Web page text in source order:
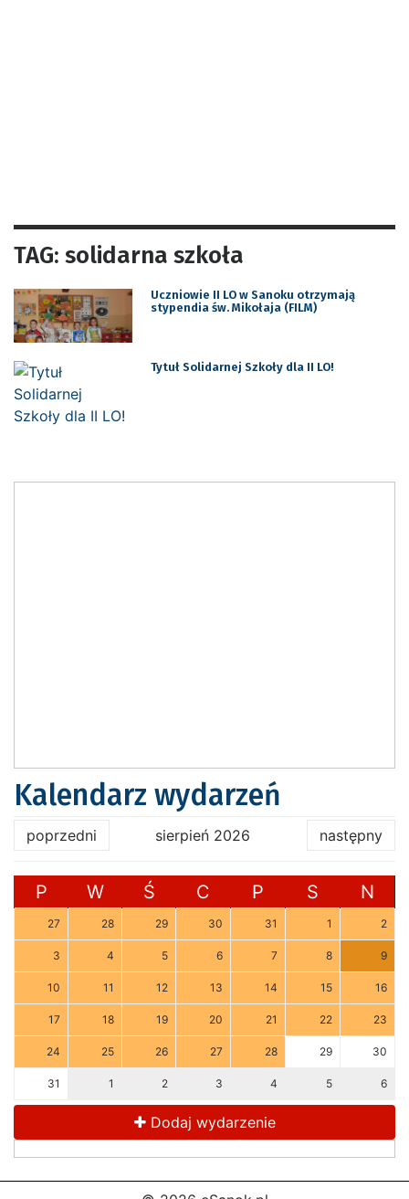
TAG: solidarna szkoła
Uczniowie II LO w Sanoku otrzymają
stypendia św. Mikołaja (FILM)
Tytuł Solidarnej Szkoły dla II LO!
Kalendarz wydarzeń
poprzedni sierpień 2026 następny
P W Ś C P S N
27 28 29 30 31 1 2
3 4 5 6 7 8 9
10 11 12 13 14 15 16
17 18 19 20 21 22 23
24 25 26 27 28 29 30
31 1 2 3 4 5 6
Dodaj wydarzenie